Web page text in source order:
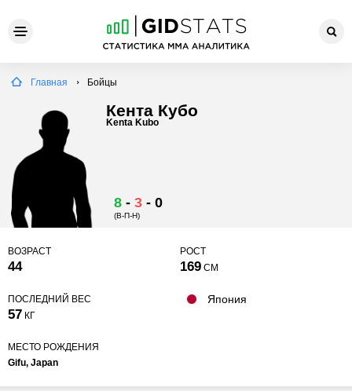
Главная Бойцы
Кента Кубо
Kenta Kubo
8 - 3 - 0
(В-П-Н)
ВОЗРАСТ
44
РОСТ
169 СМ
ПОСЛЕДНИЙ ВЕС
57 КГ
Япония
МЕСТО РОЖДЕНИЯ
Gifu, Japan